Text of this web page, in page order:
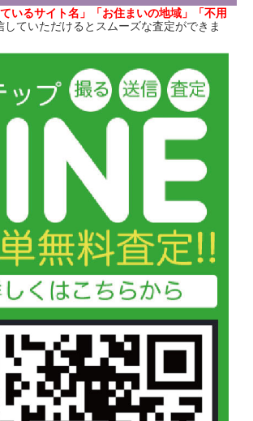
いるサイト名」「お住まいの地域」「不用
していただけるとスムーズな査定ができま